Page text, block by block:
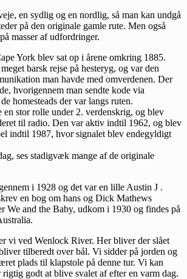
en sydlig og en nordlig, så man kan undgå
på den originale gamle rute. Men også
masser af udfordringer.
York blev sat op i årene omkring 1885.
barsk rejse på hesteryg, og var den
man havde med omverdenen. Der
hvorigennem man sendte kode via
homesteads der var langs ruten.
en stor rolle under 2. verdenskrig, og blev
til radio. Den var aktiv indtil 1962, og blev
indtil 1987, hvor signalet blev endegyldigt
ses stadigvæk mange af de originale
i 1928 og det var en lille Austin J .
en bog om hans og Dick Mathews
We and the Baby, udkom i 1930 og findes på
vi ved Wenlock River. Her bliver der slået
tilberedt over bål. Vi sidder på jorden og
plads til klapstole på denne tur. Vi kan
godt at blive svalet af efter en varm dag.